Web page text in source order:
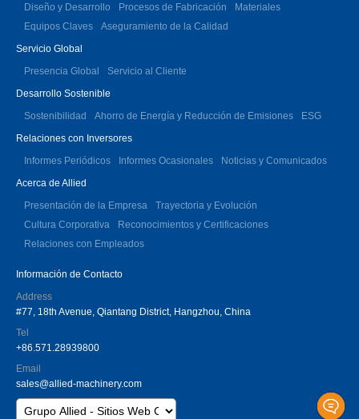
Diseño y Desarrollo
Procesos de Fabricación
Materiales
Equipos Claves
Aseguramiento de la Calidad
Servicio Global
Presencia Global
Servicio al Cliente
Desarrollo Sostenible
Sostenibilidad
Ahorro de Energía y Reducción de Emisiones
ESG
Relaciones con Inversores
Informes Periódicos
Informes Ocasionales
Noticias y Comunicados
Acerca de Allied
Presentación de la Empresa
Trayectoria y Evolución
Cultura Corporativa
Reconocimientos y Certificaciones
Relaciones con Empleados
Información de Contacto
Address
#77, 18th Avenue, Qiantang District, Hangzhou, China
Tel
+86.571.28939800
Email
sales@allied-machinery.com